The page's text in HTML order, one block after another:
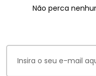
Não perca